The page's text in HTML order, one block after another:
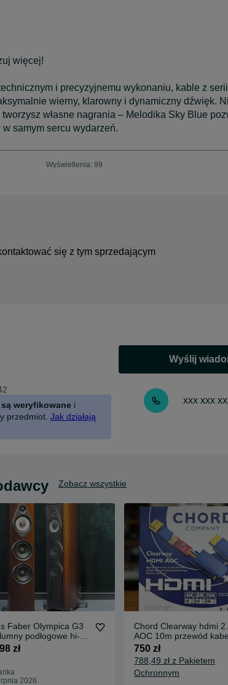
więcej!
i precyzyjnemu wykonaniu, kable z
wierny, klarowny i dynamiczny dźwięk.
własne nagrania – Melodika Sky Blue
samym sercu wydarzeń.
Wyświetlenia: 99
się z tym sprzedającym
są weryfikowane i
przedmiot. Jak działają
Wyślij
xxx xxx
Zobacz wszystkie
Faber Olympica G3
podłogowe hi-
!
zł
2026
Chord Clearway hdmi
AOC 10m przewód
hdmi światłowodowy 4K
PREMIUM
750 zł
788,49 zł z Pakietem
Ochronnym